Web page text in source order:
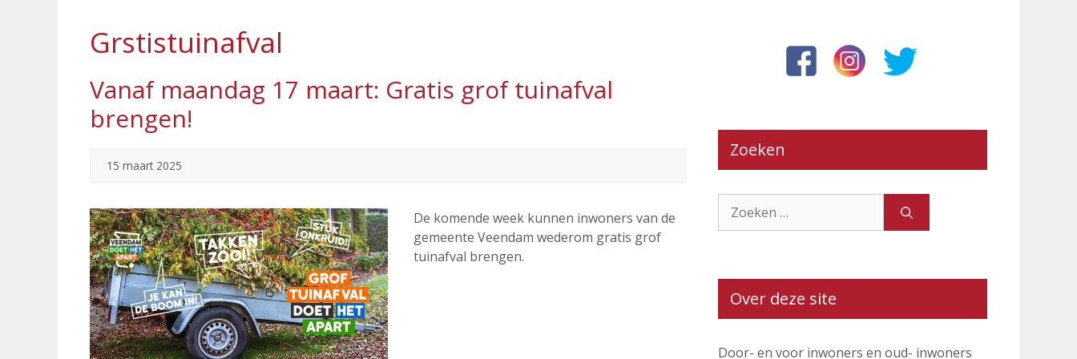
Grstistuinafval
Vanaf maandag 17 maart: Gratis grof tuinafval
brengen!
15 maart 2025
De komende week kunnen inwoners van de
gemeente Veendam wederom gratis grof
tuinafval brengen.
Zoeken
naar:
Over deze site
Door- en voor inwoners en oud- inwoners